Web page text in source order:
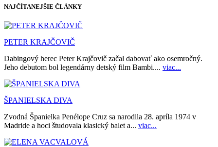
NAJČÍTANEJŠIE ČLÁNKY
PETER KRAJČOVIČ
Dabingový herec Peter Krajčovič začal dabovať ako osemročný.
Jeho debutom bol legendárny detský film Bambi.... viac...
ŠPANIELSKA DIVA
Zvodná Španielka Penélope Cruz sa narodila 28. apríla 1974 v
Madride a hoci študovala klasický balet a... viac...